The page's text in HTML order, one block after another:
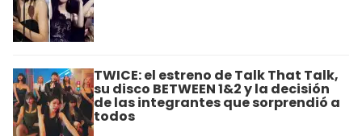
TWICE: el estreno de Talk That Talk,
su disco BETWEEN 1&2 y la decisión
de las integrantes que sorprendió a
todos